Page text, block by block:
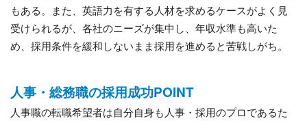
もある。また、英語力を有する人材を求めるケースがよく見
受けられるが、各社のニーズが集中し、年収水準も高いた
め、採用条件を緩和しないまま採用を進めると苦戦しがち。
人事・総務職の採用成功POINT
人事職の転職希望者は自分自身も人事・採用のプロであるた